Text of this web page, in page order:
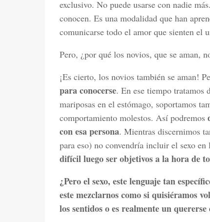
exclusivo. No puede usarse con nadie
conocen. Es una modalidad que han
comunicarse todo el amor que sienten el
Pero, ¿por qué los novios, que se aman,
¡Es cierto, los novios también se aman!
para conocerse. En ese tiempo tratamos
mariposas en el estómago, soportamos
comportamiento molestos. Así podremos
con esa persona. Mientras discernimos
para eso) no convendría incluir el sexo
difícil luego ser objetivos a la hora de
¿Pero el sexo, este lenguaje tan
este mezclarnos como si quisiéramos
los sentidos o es realmente un